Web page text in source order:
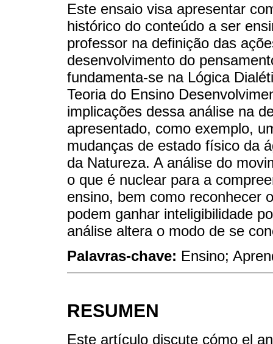
Este ensaio visa apresentar
histórico do conteúdo a ser
professor na definição das
desenvolvimento do
fundamenta-se na Lógica
Teoria do Ensino
implicações dessa análise na
apresentado, como exemplo,
mudanças de estado físico da
da Natureza. A análise do
o que é nuclear para a
ensino, bem como reconhecer
podem ganhar inteligibilidade
análise altera o modo de se
Palavras-chave: Ensino;
RESUMEN
Este artículo discute cómo el